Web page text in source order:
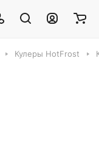
Кулеры HotFrost